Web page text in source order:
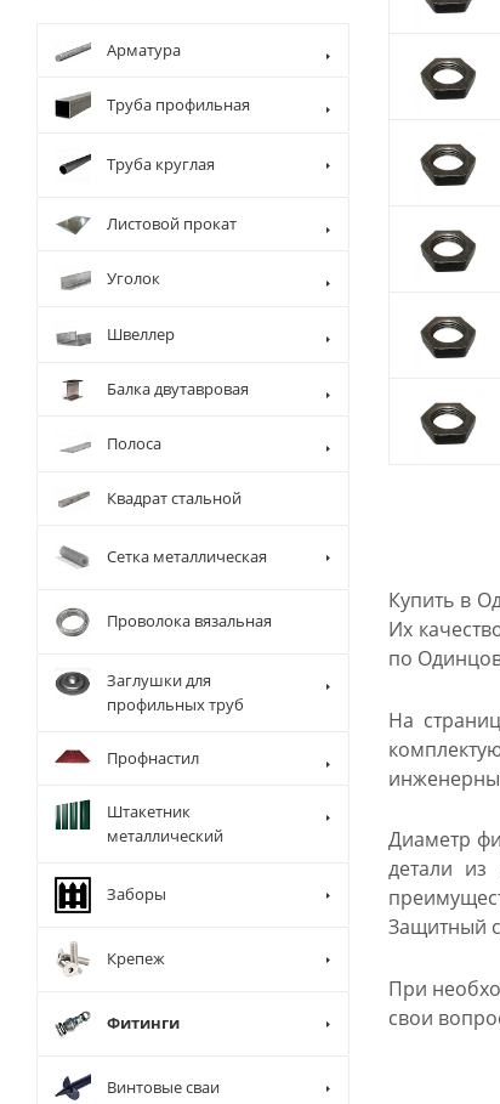
Купить в
Их
по
На
Диаметр
детали из
Защитный
При
свои
Арматура
Труба профильная
Труба круглая
Листовой прокат
Уголок
Швеллер
Балка двутавровая
Полоса
Квадрат стальной
Сетка металлическая
Проволока вязальная
Заглушки для
профильных труб
Профнастил
Штакетник
металлический
Заборы
Крепеж
Фитинги
Винтовые сваи